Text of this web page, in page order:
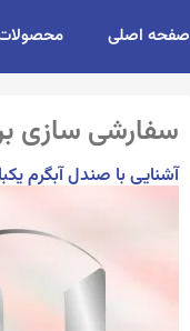
صفحه اصلی
سفارشی سازی
آشنایی با صندل آبگرم